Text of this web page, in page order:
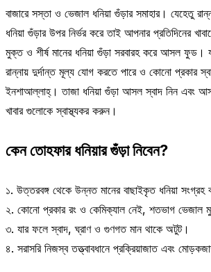
বাজারে সস্তা ও ভেজাল ধনিয়া গুঁড়ার সমাহার। যেহেতু
ধনিয়া গুঁড়ার উপর নির্ভর করে তাই আপনার প্রতিদিনের
মুক্ত ও শীর্ষ মানের ধনিয়া গুঁড়া সরবারহ করে আসল ফুড।
রান্নায় দুর্দান্ত মূল্য যোগ করতে পারে ও কোনো প্রকার
ইনশাআল্লাহ্‌। তাজা ধনিয়া গুঁড়া আসল স্বাদ নিন এবং
খাবার গুলোকে স্বাস্থ্যকর করুন।
কেনতোহফার ধনিয়ার গুঁড়া নিবেন?
১. উত্তরবঙ্গ থেকে উন্নত মানের বাছাইকৃত ধনিয়া সংগ্রহ
২. কোনো প্রকার রং ও কেমিক্যাল নেই, শতভাগ ভেজাল
৩. যার ফলে স্বাদ, ঘ্রাণ ও গুণগত মান থাকে অটুট।
৪. সরাসরি নিজস্ব তত্ত্বাবধানে প্রক্রিয়াজাত এবং